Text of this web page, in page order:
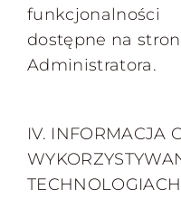
funkcjonalności
dostępne na
Administratora.
IV. INFORMACJA
TECHNOLOGIACH